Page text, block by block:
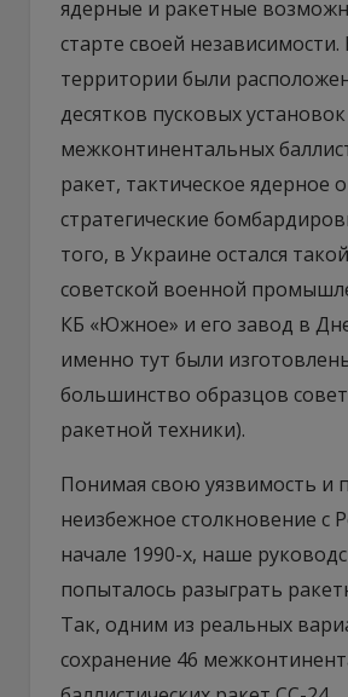
ядерные и ракетные
старте своей
территории были
десятков пусковых установок
межконтинентальных
ракет, тактическое ядерное
стратегические
того, в Украине остался
советской военной
КБ «Южное» и его завод в
именно тут были
большинство образцов
ракетной техники).
Понимая свою уязвимость и
неизбежное столкновение с
начале 1990-х, наше
попыталось разыграть
Так, одним из реальных
сохранение 46